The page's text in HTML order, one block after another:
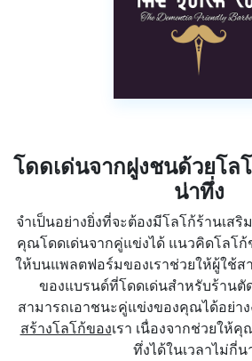
โดดเด่นจากฝูงชนด้วยโล
น่าทึ่ง
จำเป็นอย่างยิ่งที่จะต้องมีโลโก้ร้านเส
คุณโดดเด่นจากคู่แข่งได้ แนวคิดโลโ
ให้บนแพลตฟอร์มของเราช่วยให้ผู้ใช้ส
ของแบรนด์ที่โดดเด่นสำหรับร้าน
สามารถเอาชนะคู่แข่งของคุณได้อย่าง
สร้างโลโก้ของเรา เนื่องจากช่วยใ
ทึ่งได้ในเวลาไม่กี่น